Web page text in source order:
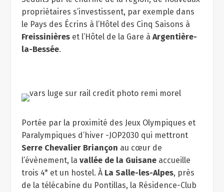
propriétaires s’investissent, par exemple dans
le Pays des Écrins à l’Hôtel des Cinq Saisons à
Freissinières et l’Hôtel de la Gare à Argentière-
la-Bessée.
Portée par la proximité des Jeux Olympiques et
Paralympiques d’hiver -JOP2030 qui mettront
Serre Chevalier Briançon au cœur de
l’évènement, la vallée de la Guisane accueille
trois 4* et un hostel. À La Salle-les-Alpes, près
de la télécabine du Pontillas, la Résidence-Club